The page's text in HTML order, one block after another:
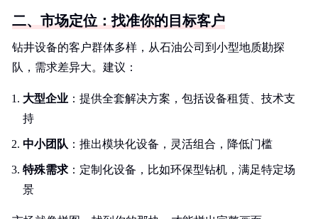
二、市场定位：找准你的目标客户
钻井设备的客户群体多样，从石油公司到小型地质勘探
队，需求差异大。建议：
大型企业 ：提供全套解决方案，包括设备租赁、技术支
持
中小团队 ：推出模块化设备，灵活组合，降低门槛
特殊需求 ：定制化设备，比如环保型钻机，满足特定场
景